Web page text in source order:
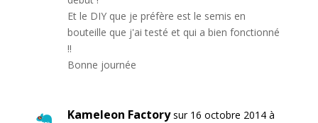
Et le DIY que je préfère est le semis en
bouteille que j'ai testé et qui a bien fonctionné
!!
Bonne journée
Kameleon Factory sur 16 octobre 2014 à